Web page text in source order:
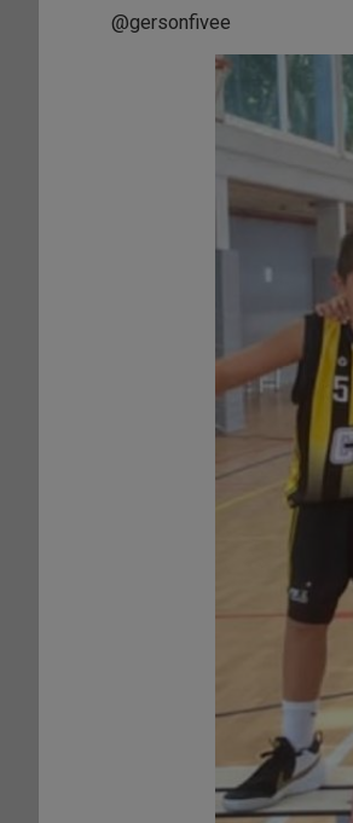
@gersonfivee